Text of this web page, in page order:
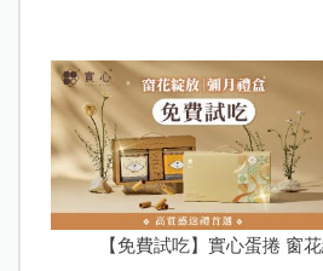
【免費試吃】實心蛋捲 窗